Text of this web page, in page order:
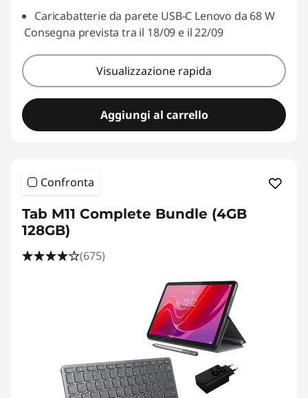
Caricabatterie da parete USB-C Lenovo da 68 W
Consegna prevista tra il 18/09 e il 22/09
Visualizzazione rapida
Aggiungi al carrello
Confronta
Tab M11 Complete Bundle (4GB
128GB)
(675)